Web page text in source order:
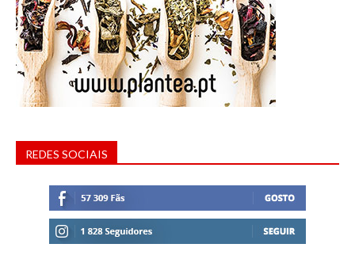
REDES SOCIAIS